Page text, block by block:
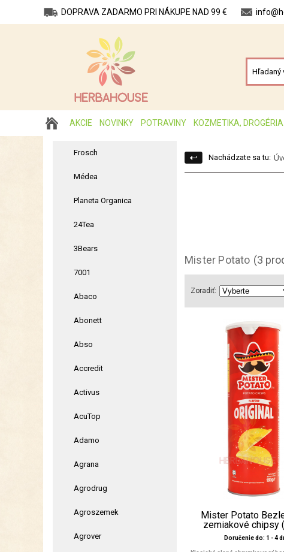
DOPRAVA ZADARMO PRI NÁKUPE NAD 99 €
AKCIE NOVINKY POTRAVINY KOZMETIKA, DROGÉRIA
Frosch
Médea
Planeta Organica
24Tea
3Bears
7001
Abaco
Abonett
Abso
Accredit
Activus
AcuTop
Adamo
Agrana
Agrodrug
Agroszemek
Agrover
Nachádzate sa tu:
Mister Potato (3
Zoradiť:
Mister Potato
zemiakové chipsy
Doručenie do: 1 - 4